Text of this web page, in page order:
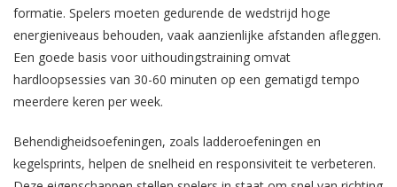
formatie. Spelers moeten gedurende de wedstrijd hoge
energieniveaus behouden, vaak aanzienlijke afstanden afleggen.
Een goede basis voor uithoudingstraining omvat
hardloopsessies van 30-60 minuten op een gematigd tempo
meerdere keren per week.
Behendigheidsoefeningen, zoals ladderoefeningen en
kegelsprints, helpen de snelheid en responsiviteit te verbeteren.